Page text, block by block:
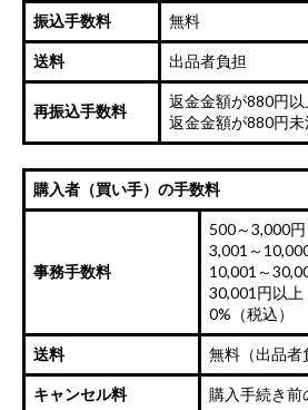
振込手数料 無料
送料 出品者負担
再振込手数料
返金金額が880円以
返金金額が880円
購入者（買い手）の手数料
事務手数料
500～3,000
3,001～
10,001～
30,001円以
0%（税込）
送料 無料（出品者
キャンセル料 購入手続き前